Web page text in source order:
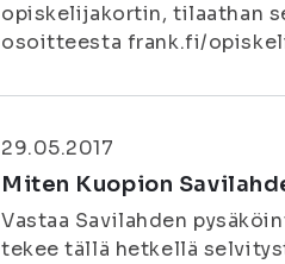
opiskelijakortin, tilaathan
osoitteesta frank.fi/
29.05.2017
Miten Kuopion
Vastaa Savilahden
tekee tällä hetkellä